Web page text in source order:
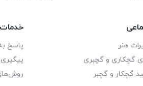
هنر
گچکاری و گچبری
گچکار و گچبر
پاسخ